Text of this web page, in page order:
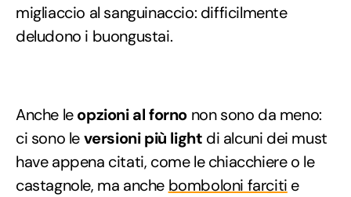
migliaccio al sanguinaccio: difficilmente
deludono i buongustai.
Anche leopzioni al forno non sono da meno:
ci sono leversioni più light di alcuni dei must
have appena citati, come le chiacchiere o le
castagnole, ma anche bomboloni farciti e